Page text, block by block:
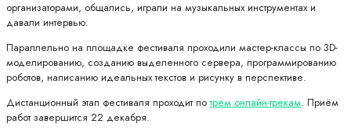
организаторами, общались, играли на музыкальных инструментах и
давали интервью.
Параллельно на площадке фестиваля проходили мастер-классы по 3D-
моделированию, созданию выделенного сервера, программированию
роботов, написанию идеальных текстов и рисунку в перспективе.
Дистанционный этап фестиваля проходит потрём онлайн-трекам. Приём
работ завершится 22 декабря.